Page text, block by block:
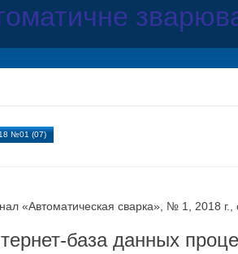
№01 (07)
«Автоматическая сварка», № 1, 2018 г.,
база данных